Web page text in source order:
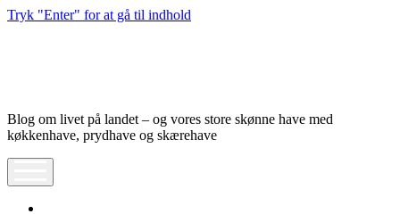
Tryk "Enter" for at gå til indhold
Blog om livet på landet – og vores store skønne have med
køkkenhave, prydhave og skærehave